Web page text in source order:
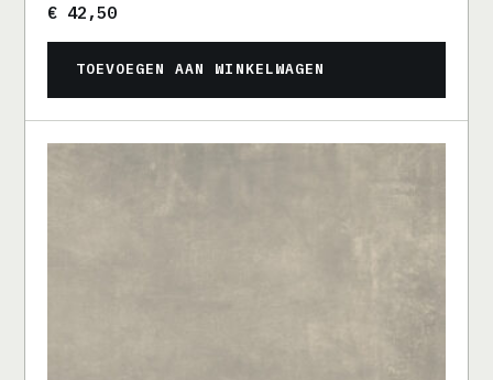
€ 42,50
TOEVOEGEN AAN WINKELWAGEN